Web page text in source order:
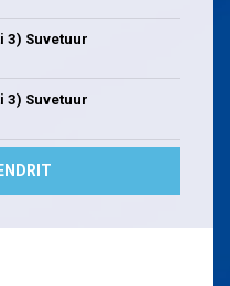
3) Suvetuur
3) Suvetuur